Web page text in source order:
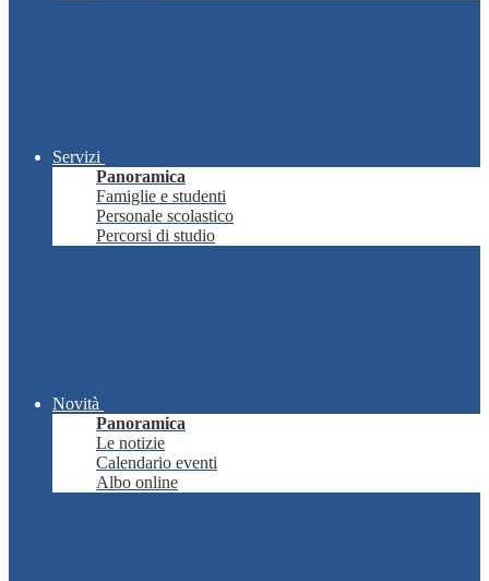
Servizi
Panoramica
Famiglie e studenti
Personale scolastico
Percorsi di studio
Novità
Panoramica
Le notizie
Calendario eventi
Albo online